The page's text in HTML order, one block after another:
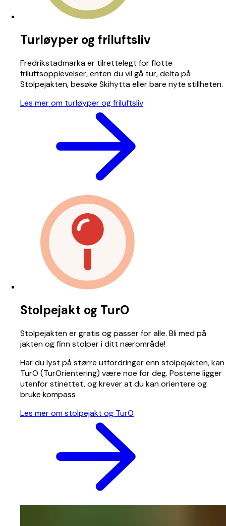
Turløyper og friluftsliv
Fredrikstadmarka er tilrettelegt for flotte
friluftsopplevelser, enten du vil gå tur, delta på
Stolpejakten, besøke Skihytta eller bare nyte stillheten.
Les mer om turløyper og friluftsliv
Stolpejakt og TurO
Stolpejaktener gratis og passer for alle. Bli med på
jakten og finn stolper i ditt nærområde!
Har du lyst på større utfordringer enn stolpejakten, kan
TurO (TurOrientering) være noe for deg. Postene ligger
utenfor stinettet, og krever at du kan orientere og
bruke kompass
Les mer om stolpejakt og TurO